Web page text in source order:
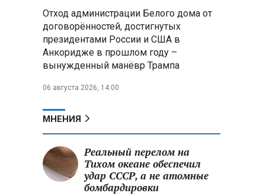
Отход администрации Белого дома от
договорённостей, достигнутых
президентами России и США в
Анкоридже в прошлом году –
вынужденный манёвр Трампа
06 августа 2026, 14:00
МНЕНИЯ
Реальный перелом на
Тихом океане обеспечил
удар СССР, а не атомные
бомбардировки